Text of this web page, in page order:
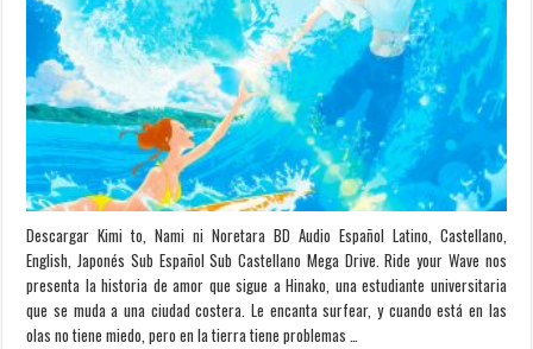
Descargar Kimi to, Nami ni Noretara BD Audio Español Latino, Castellano,
English, Japonés Sub Español Sub Castellano Mega Drive. Ride your Wave nos
presenta la historia de amor que sigue a Hinako, una estudiante universitaria
que se muda a una ciudad costera. Le encanta surfear, y cuando está en las
olas no tiene miedo, pero en la tierra tiene problemas …